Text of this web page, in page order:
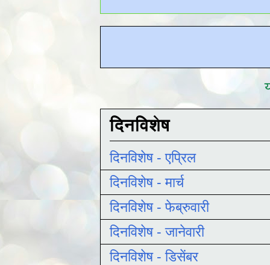
दिनविशेष
दिनविशेष - एप्रिल
दिनविशेष - मार्च
दिनविशेष - फेब्रुवारी
दिनविशेष - जानेवारी
दिनविशेष - डिसेंबर